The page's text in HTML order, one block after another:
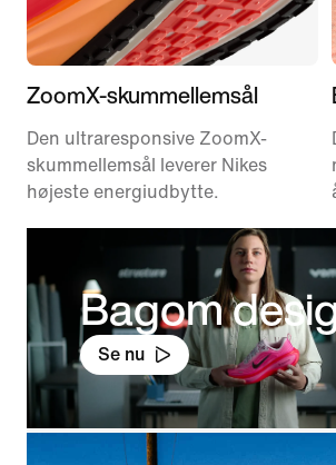
ZoomX-skummellemsål
Den ultraresponsive ZoomX-
skummellemsål leverer Nikes
højeste energiudbytte.
Bagom
Se nu